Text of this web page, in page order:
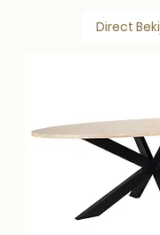
Direct